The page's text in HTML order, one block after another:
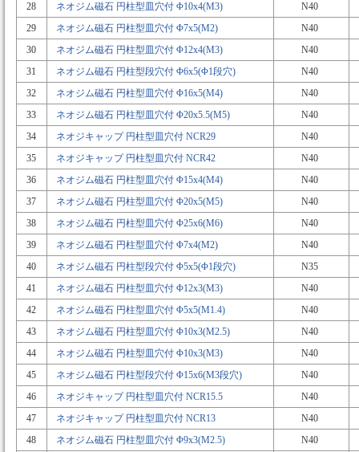
28
ネオジム磁石 円柱型皿穴付 Φ10x4(M3)
N40
29
ネオジム磁石 円柱型皿穴付 Φ7x5(M2)
N40
30
ネオジム磁石 円柱型皿穴付 Φ12x4(M3)
N40
31
ネオジム磁石 円柱型段穴付 Φ6x5(Φ1段穴)
N40
32
ネオジム磁石 円柱型皿穴付 Φ16x5(M4)
N40
33
ネオジム磁石 円柱型皿穴付 Φ20x5.5(M5)
N40
34
ネオジキャップ 円柱型皿穴付 NCR29
N40
35
ネオジキャップ 円柱型皿穴付 NCR42
N40
36
ネオジム磁石 円柱型皿穴付 Φ15x4(M4)
N40
37
ネオジム磁石 円柱型皿穴付 Φ20x5(M5)
N40
38
ネオジム磁石 円柱型皿穴付 Φ25x6(M6)
N40
39
ネオジム磁石 円柱型皿穴付 Φ7x4(M2)
N40
40
ネオジム磁石 円柱型段穴付 Φ5x5(Φ1段穴)
N35
41
ネオジム磁石 円柱型皿穴付 Φ12x3(M3)
N40
42
ネオジム磁石 円柱型皿穴付 Φ5x5(M1.4)
N40
43
ネオジム磁石 円柱型皿穴付 Φ10x3(M2.5)
N40
44
ネオジム磁石 円柱型皿穴付 Φ10x3(M3)
N40
45
ネオジム磁石 円柱型段穴付 Φ15x6(M3段穴)
N40
46
ネオジキャップ 円柱型皿穴付 NCR15.5
N40
47
ネオジキャップ 円柱型皿穴付 NCR13
N40
48
ネオジム磁石 円柱型皿穴付 Φ9x3(M2.5)
N40